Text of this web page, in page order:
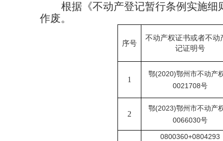
根据《不动产登记暂行条例实施
作废。
序号
不动产权证书或者不动
记证明号
1
鄂(2020)鄂州市不动产
0021708号
2
鄂(2023)鄂州市不动产
0066030号
0800360+0804293